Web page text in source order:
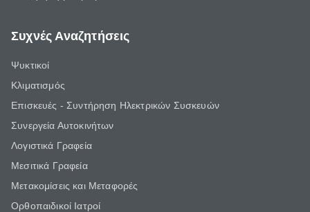
Συχνές Αναζητήσεις
Ψυκτικοί
Κλιματισμός
Επισκευές - Συντήρηση Ηλεκτρικών Συσκευών
Συνεργεία Αυτοκινήτων
Λογιστικά Γραφεία
Μεσιτικά Γραφεία
Μετακομίσεις και Μεταφορές
Ορθοπαιδικοί Ιατροί